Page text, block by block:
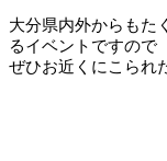
大分県内外からもた
るイベントですので
ぜひお近くにこられ